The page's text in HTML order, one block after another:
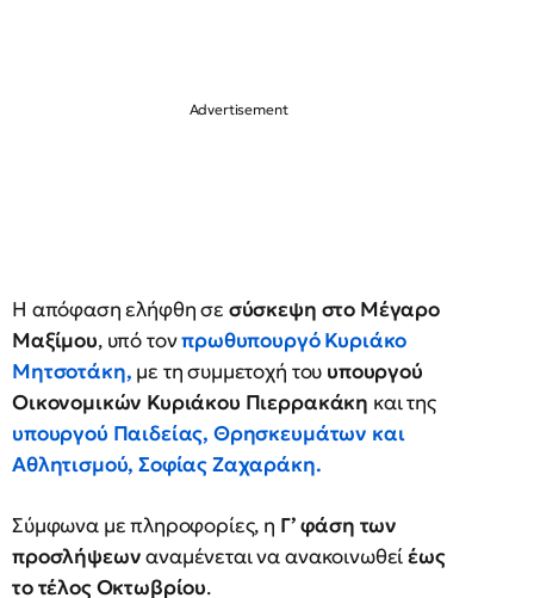
Η απόφαση ελήφθη σε σύσκεψη στο Μέγαρο
Μαξίμου, υπό τονπρωθυπουργόΚυριάκο
Μητσοτάκη, με τη συμμετοχή του υπουργού
Οικονομικών Κυριάκου Πιερρακάκη και της
υπουργού Παιδείας, Θρησκευμάτων και
Αθλητισμού, Σοφίας Ζαχαράκη.
Σύμφωνα με πληροφορίες, η Γ’ φάση των
προσλήψεωναναμένεται να ανακοινωθείέως
το τέλος Οκτωβρίου.